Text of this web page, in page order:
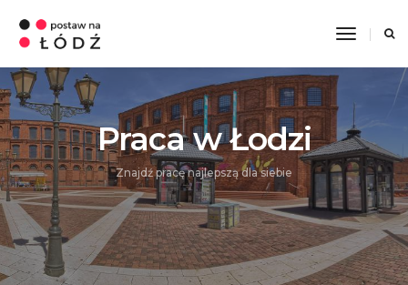
Toggle
Praca w Łodzi
Znajdź pracę najlepszą dla siebie